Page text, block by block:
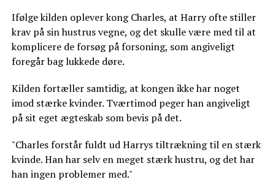
Ifølge kilden oplever kong Charles, at Harry ofte stiller
krav på sin hustrus vegne, og det skulle være med til at
komplicere de forsøg på forsoning, som angiveligt
foregår bag lukkede døre.
Kilden fortæller samtidig, at kongen ikke har noget
imod stærke kvinder. Tværtimod peger han angiveligt
på sit eget ægteskab som bevis på det.
"Charles forstår fuldt ud Harrys tiltrækning til en stærk
kvinde. Han har selv en meget stærk hustru, og det har
han ingen problemer med."